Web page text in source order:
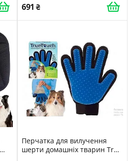
691
Перчатка для вилучення
шерти домашніх тварин True